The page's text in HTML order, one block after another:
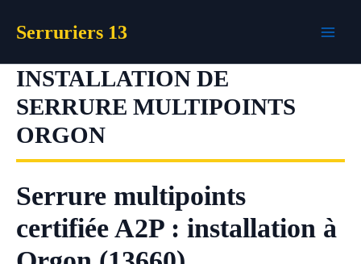
Serruriers 13
INSTALLATION DE
SERRURE MULTIPOINTS
ORGON
Serrure multipoints
certifiée A2P : installation à